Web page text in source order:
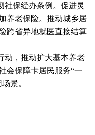
社保经办条例。促进灵
养老保险。推动城乡居
跨省异地就医直接结算
动，推动扩大基本养老
会保障卡居民服务“一
景。